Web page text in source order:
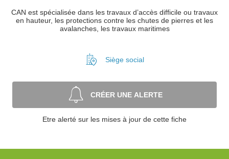
CAN est spécialisée dans les travaux d’accès difficile ou travaux
en hauteur, les protections contre les chutes de pierres et les
avalanches, les travaux maritimes
Siège social
CRÉER UNE ALERTE
Etre alerté sur les mises à jour de cette fiche